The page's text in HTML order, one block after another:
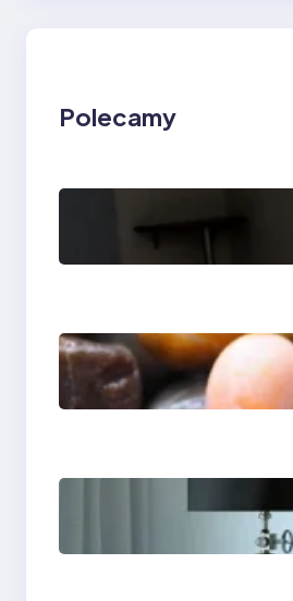
Polecamy
Lesznie i
Ile kosztuje